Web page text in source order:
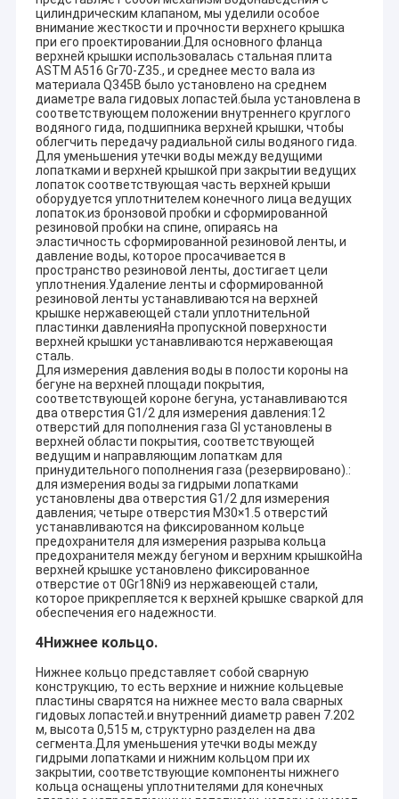
цилиндрическим клапаном, мы уделили особое
внимание жесткости и прочности верхнего крышка
при его проектировании.Для основного фланца
верхней крышки использовалась стальная плита
ASTM A516 Gr70-Z35., и среднее место вала из
материала Q345B было установлено на среднем
диаметре вала гидовых лопастей.была установлена в
соответствующем положении внутреннего круглого
водяного гида, подшипника верхней крышки, чтобы
облегчить передачу радиальной силы водяного гида.
Для уменьшения утечки воды между ведущими
лопатками и верхней крышкой при закрытии ведущих
лопаток соответствующая часть верхней крыши
оборудуется уплотнителем конечного лица ведущих
лопаток.из бронзовой пробки и сформированной
резиновой пробки на спине, опираясь на
эластичность сформированной резиновой ленты, и
давление воды, которое просачивается в
пространство резиновой ленты, достигает цели
уплотнения.Удаление ленты и сформированной
резиновой ленты устанавливаются на верхней
крышке нержавеющей стали уплотнительной
пластинки давленияНа пропускной поверхности
верхней крышки устанавливаются нержавеющая
сталь.
Для измерения давления воды в полости короны на
бегуне на верхней площади покрытия,
соответствующей короне бегуна, устанавливаются
два отверстия G1/2 для измерения давления:12
отверстий для пополнения газа GI установлены в
верхней области покрытия, соответствующей
ведущим и направляющим лопаткам для
принудительного пополнения газа (резервировано).:
для измерения воды за гидрыми лопатками
установлены два отверстия G1/2 для измерения
давления; четыре отверстия M30×1.5 отверстий
устанавливаются на фиксированном кольце
предохранителя для измерения разрыва кольца
предохранителя между бегуном и верхним крышкойНа
верхней крышке установлено фиксированное
отверстие от 0Gr18Ni9 из нержавеющей стали,
которое прикрепляется к верхней крышке сваркой для
обеспечения его надежности.
4Нижнее кольцо.
Нижнее кольцо представляет собой сварную
конструкцию, то есть верхние и нижние кольцевые
пластины сварятся на нижнее место вала сварных
гидовых лопастей.и внутренний диаметр равен 7.202
м, высота 0,515 м, структурно разделен на два
сегмента.Для уменьшения утечки воды между
гидрыми лопатками и нижним кольцом при их
закрытии, соответствующие компоненты нижнего
кольца оснащены уплотнителями для конечных
800KW+320KW
Фрэнсис
Турция
KOYABASI
750KW+320KW
H-Фрэнсис
D1=60+50cm
Турция
EGE-1
2X460KW
H-Фрэнсис
D1=65cm
Турция
YILDIZLI
2X600KW
H-Фрэнсис
D1=51cm
Турция
KAHRAMAN
2x750KW
H=Turgo
D1=60cm
Турция
TIMARLI
3x2400KW
V-Kaplan
D1=225cm
Сербия
GORNE GARE
2X1100KW
H-Фрэнсис
D1=56cm
Serbai
TEGOSNICA
410KW+250KW
V-пропеллер
D1=74cm
Сербия
LIVADE
1x450KW
H-Turgo
D1=60cm
Турция
GOK
3x3500KW
V-пропеллер
D1=160cm
Турция
Poyraz
2x1650KW
H-Фрэнсис
D1=60cm
Турция
Kozan
2x1980KW
H-Фрэнсис
D1=76cm
Bosinia
Kuslat
2x600KW
V-Kaplan
D1=140cm
Турция
KORUKOY HES
1x3000KW
H-Pelton
D1=95cm
Турция
EGE-3
2x630KW
H-Фрэнсис
D1=76cm
Турция
2X940KW
Турция
BIZNA
3X8500KW
V-Фрэнсис
D1=145cm
Турция
Bingol
2x3200KW+2x600KW
H-Фрэнсис
D1=92.5+52cm
Tugra-1
H-Pelton